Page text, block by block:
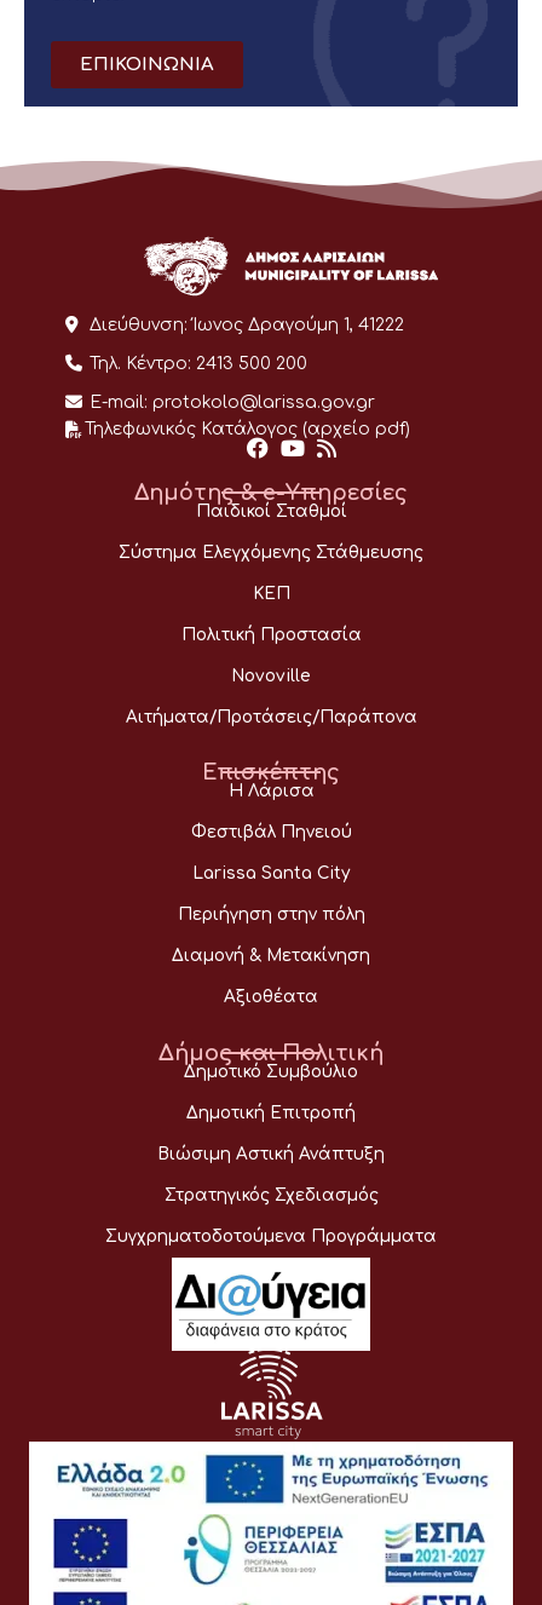
ΕΠΙΚΟΙΝΩΝΙΑ
Διεύθυνση: Ίωνος Δραγούμη 1, 41222
Τηλ. Κέντρο: 2413 500 200
E-mail: protokolo@larissa.gov.gr
Τηλεφωνικός Κατάλογος (αρχείο pdf)
Δημότης & e-Υπηρεσίες
Παιδικοί Σταθμοί
Σύστημα Ελεγχόμενης Στάθμευσης
ΚΕΠ
Πολιτική Προστασία
Novoville
Αιτήματα/Προτάσεις/Παράπονα
Επισκέπτης
Η Λάρισα
Φεστιβάλ Πηνειού
Larissa Santa City
Περιήγηση στην πόλη
Διαμονή & Μετακίνηση
Αξιοθέατα
Δήμος και Πολιτική
Δημοτικό Συμβούλιο
Δημοτική Επιτροπή
Βιώσιμη Αστική Ανάπτυξη
Στρατηγικός Σχεδιασμός
Συγχρηματοδοτούμενα Προγράμματα